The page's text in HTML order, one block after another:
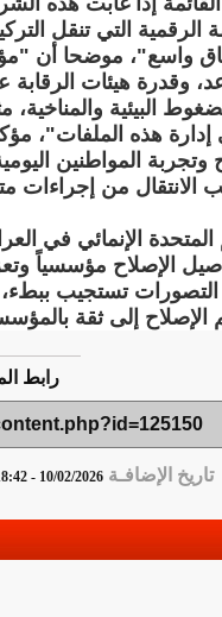
الرقمية التي تنقل
واسع"، موضحا أن
وقدرة هيئات
البيئية
إدارة هذه الملفات"،
من إجراءات
الإنمائي في
الإصلاح مؤسسياً
تستجيب
إلى ثقة
رابط
تاريخ الإضافـة10/02/2026 - 18:42